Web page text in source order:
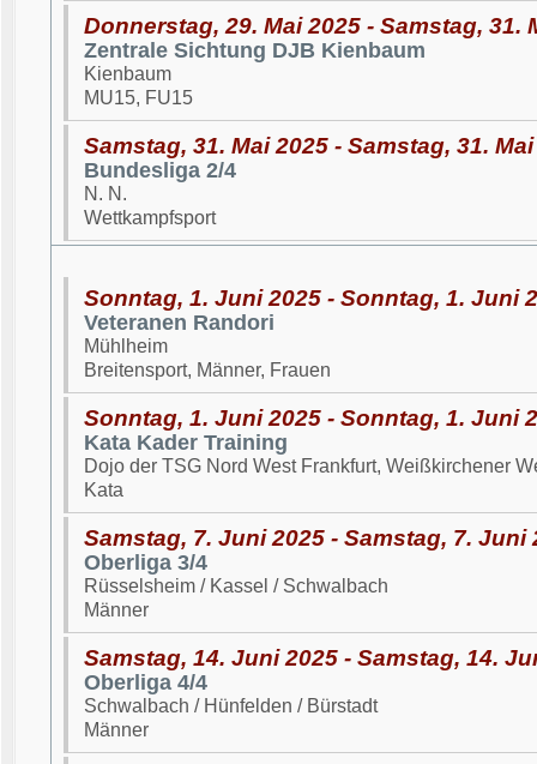
Donnerstag, 29. Mai 2025 - Samstag, 31.
Zentrale Sichtung DJB Kienbaum
Kienbaum
MU15, FU15
Samstag, 31. Mai 2025 - Samstag, 31.
Bundesliga 2/4
N. N.
Wettkampfsport
Sonntag, 1. Juni 2025 - Sonntag, 1. Juni
Veteranen Randori
Mühlheim
Breitensport, Männer, Frauen
Sonntag, 1. Juni 2025 - Sonntag, 1. Juni
Kata Kader Training
Dojo der TSG Nord West Frankfurt, Weißkirchener
Kata
Samstag, 7. Juni 2025 - Samstag, 7. Juni
Oberliga 3/4
Rüsselsheim / Kassel / Schwalbach
Männer
Samstag, 14. Juni 2025 - Samstag, 14.
Oberliga 4/4
Schwalbach / Hünfelden / Bürstadt
Männer